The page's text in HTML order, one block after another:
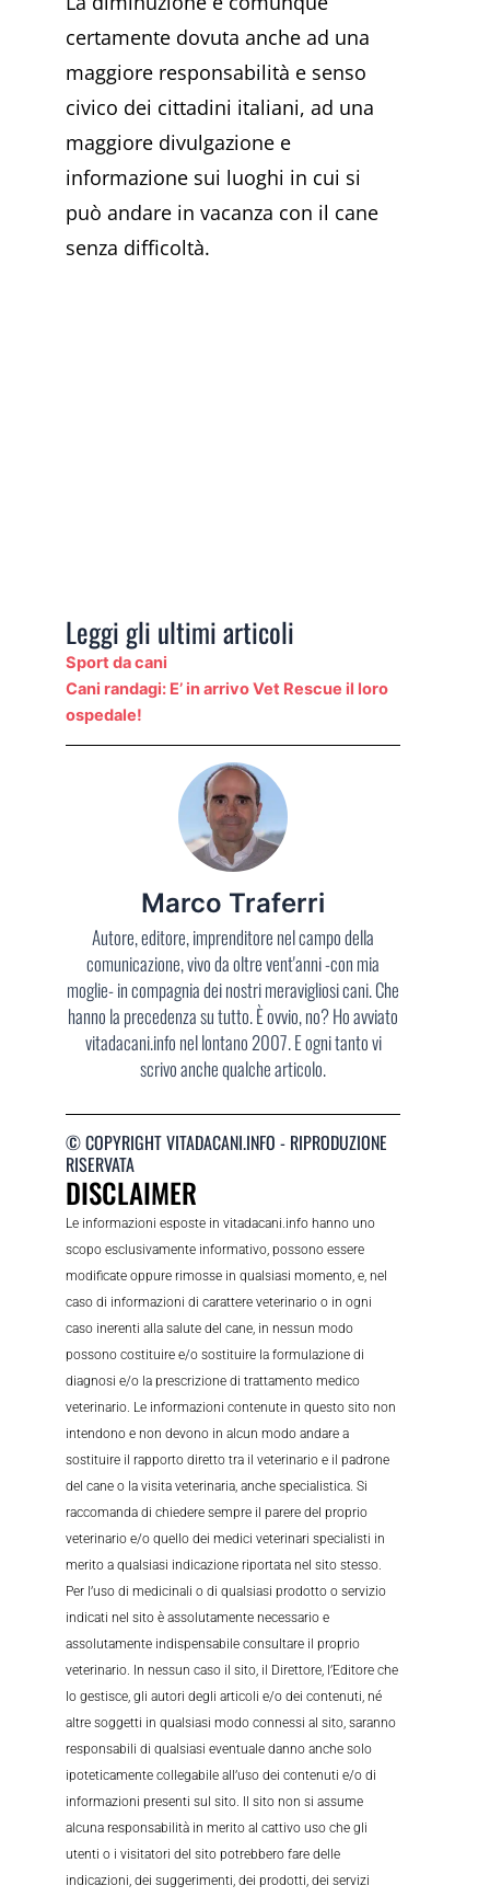
certamente dovuta anche ad una
maggiore responsabilità e senso
civico dei cittadini italiani, ad una
maggiore divulgazione e
informazione sui luoghi in cui si
può andare in vacanza con il cane
senza difficoltà.
Leggi gli ultimi articoli
Sport da cani
Cani randagi: E’ in arrivo Vet Rescue il loro
ospedale!
Marco Traferri
Autore, editore, imprenditore nel campo della
comunicazione, vivo da oltre vent'anni -con mia
moglie- in compagnia dei nostri meravigliosi cani. Che
hanno la precedenza su tutto. È ovvio, no? Ho avviato
vitadacani.info nel lontano 2007. E ogni tanto vi
scrivo anche qualche articolo.
© COPYRIGHT VITADACANI.INFO - RIPRODUZIONE
RISERVATA
DISCLAIMER
Le informazioni esposte in vitadacani.info hanno uno
scopo esclusivamente informativo, possono essere
modificate oppure rimosse in qualsiasi momento, e, nel
caso di informazioni di carattere veterinario o in ogni
caso inerenti alla salute del cane, in nessun modo
possono costituire e/o sostituire la formulazione di
diagnosi e/o la prescrizione di trattamento medico
veterinario. Le informazioni contenute in questo sito non
intendono e non devono in alcun modo andare a
sostituire il rapporto diretto tra il veterinario e il padrone
del cane o la visita veterinaria, anche specialistica. Si
raccomanda di chiedere sempre il parere del proprio
veterinario e/o quello dei medici veterinari specialisti in
merito a qualsiasi indicazione riportata nel sito stesso.
Per l’uso di medicinali o di qualsiasi prodotto o servizio
indicati nel sito è assolutamente necessario e
assolutamente indispensabile consultare il proprio
veterinario. In nessun caso il sito, il Direttore, l’Editore che
lo gestisce, gli autori degli articoli e/o dei contenuti, né
altre soggetti in qualsiasi modo connessi al sito, saranno
responsabili di qualsiasi eventuale danno anche solo
ipoteticamente collegabile all’uso dei contenuti e/o di
informazioni presenti sul sito. Il sito non si assume
alcuna responsabilità in merito al cattivo uso che gli
utenti o i visitatori del sito potrebbero fare delle
indicazioni, dei suggerimenti, dei prodotti, dei servizi